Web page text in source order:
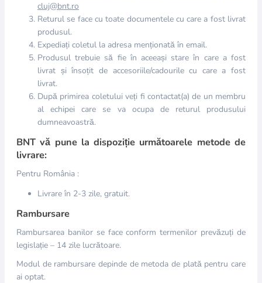
cluj@bnt.ro
Returul se face cu toate documentele cu care a fost livrat
produsul.
Expediați coletul la adresa menționată în email.
Produsul trebuie să fie în aceeași stare în care a fost
livrat și însoțit de accesoriile/cadourile cu care a fost
livrat.
După primirea coletului veți fi contactat(a) de un membru
al echipei care se va ocupa de returul produsului
dumneavoastră.
BNT vă pune la dispoziție următoarele metode de
livrare:
Pentru România :
Livrare în 2-3 zile, gratuit.
Rambursare
Rambursarea banilor se face conform termenilor prevăzuți de
legislație – 14 zile lucrătoare.
Modul de rambursare depinde de metoda de plată pentru care
ai optat.